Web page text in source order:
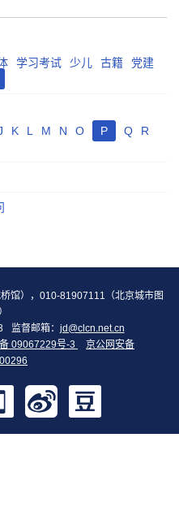
学习考试 少儿 古籍
党建
K L M N O P Q
R
馆），010-81907111（北京城市图
监督邮箱： jd@clcn.net.cn
09067229号-3
京公网安备